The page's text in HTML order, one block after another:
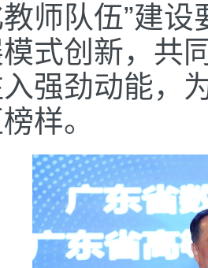
师队伍”建
式创新，共
强劲动能，
样。